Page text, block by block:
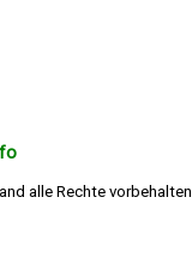
alle Rechte vorbehalten.